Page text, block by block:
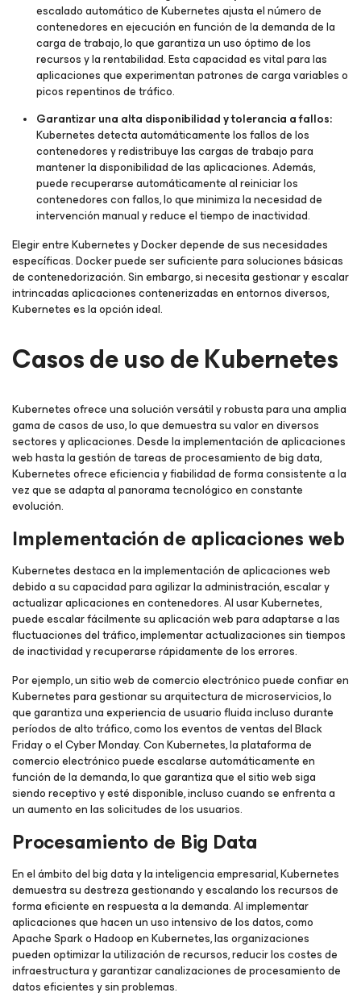
escalado automático de Kubernetes ajusta el número de
contenedores en ejecución en función de la demanda de la
carga de trabajo, lo que garantiza un uso óptimo de los
recursos y la rentabilidad. Esta capacidad es vital para las
aplicaciones que experimentan patrones de carga variables o
picos repentinos de tráfico.
Garantizar una alta disponibilidad y tolerancia a fallos:
Kubernetes detecta automáticamente los fallos de los
contenedores y redistribuye las cargas de trabajo para
mantener la disponibilidad de las aplicaciones. Además,
puede recuperarse automáticamente al reiniciar los
contenedores con fallos, lo que minimiza la necesidad de
intervención manual y reduce el tiempo de inactividad.
Elegir entre Kubernetes y Docker depende de sus necesidades
específicas. Docker puede ser suficiente para soluciones básicas
de contenedorización. Sin embargo, si necesita gestionar y escalar
intrincadas aplicaciones contenerizadas en entornos diversos,
Kubernetes es la opción ideal.
Casos de uso de Kubernetes
Kubernetes ofrece una solución versátil y robusta para una amplia
gama de casos de uso, lo que demuestra su valor en diversos
sectores y aplicaciones. Desde la implementación de aplicaciones
web hasta la gestión de tareas de procesamiento de big data,
Kubernetes ofrece eficiencia y fiabilidad de forma consistente a la
vez que se adapta al panorama tecnológico en constante
evolución.
Implementación de aplicaciones web
Kubernetes destaca en la implementación de aplicaciones web
debido a su capacidad para agilizar la administración, escalar y
actualizar aplicaciones en contenedores. Al usar Kubernetes,
puede escalar fácilmente su aplicación web para adaptarse a las
fluctuaciones del tráfico, implementar actualizaciones sin tiempos
de inactividad y recuperarse rápidamente de los errores.
Por ejemplo, un sitio web de comercio electrónico puede confiar en
Kubernetes para gestionar su arquitectura de microservicios, lo
que garantiza una experiencia de usuario fluida incluso durante
períodos de alto tráfico, como los eventos de ventas del Black
Friday o el Cyber Monday. Con Kubernetes, la plataforma de
comercio electrónico puede escalarse automáticamente en
función de la demanda, lo que garantiza que el sitio web siga
siendo receptivo y esté disponible, incluso cuando se enfrenta a
un aumento en las solicitudes de los usuarios.
Procesamiento de Big Data
En el ámbito del big data y la inteligencia empresarial, Kubernetes
demuestra su destreza gestionando y escalando los recursos de
forma eficiente en respuesta a la demanda. Al implementar
aplicaciones que hacen un uso intensivo de los datos, como
Apache Spark o Hadoop en Kubernetes, las organizaciones
pueden optimizar la utilización de recursos, reducir los costes de
infraestructura y garantizar canalizaciones de procesamiento de
datos eficientes y sin problemas.